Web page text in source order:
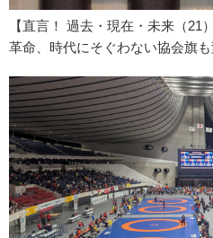
【直言！ 過去・現在・未来（21
革命、時代にそぐわない協会旗も